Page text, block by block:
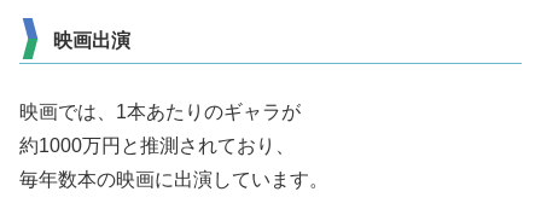
映画出演
映画では、1本あたりのギャラが
約1000万円と推測されており、
毎年数本の映画に出演しています。